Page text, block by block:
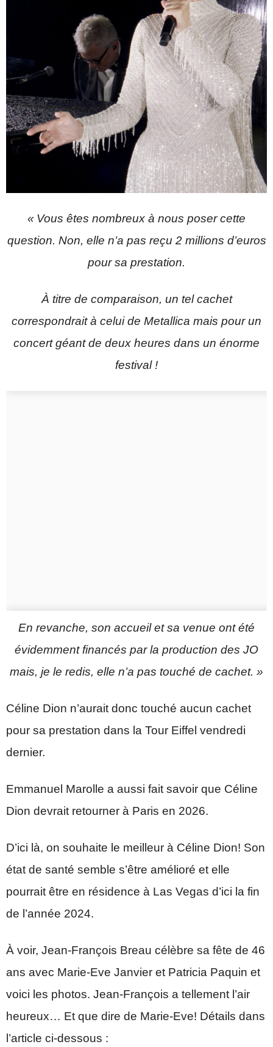
« Vous êtes nombreux à nous poser cette
question. Non, elle n’a pas reçu 2 millions d’euros
pour sa prestation.
À titre de comparaison, un tel cachet
correspondrait à celui de Metallica mais pour un
concert géant de deux heures dans un énorme
festival !
En revanche, son accueil et sa venue ont été
évidemment financés par la production des JO
mais, je le redis, elle n’a pas touché de cachet. »
Céline Dion n’aurait donc touché aucun cachet
pour sa prestation dans la Tour Eiffel vendredi
dernier.
Emmanuel Marolle a aussi fait savoir que Céline
Dion devrait retourner à Paris en 2026.
D’ici là, on souhaite le meilleur à Céline Dion! Son
état de santé semble s’être amélioré et elle
pourrait être en résidence à Las Vegas d’ici la fin
de l’année 2024.
À voir, Jean-François Breau célèbre sa fête de 46
ans avec Marie-Eve Janvier et Patricia Paquin et
voici les photos. Jean-François a tellement l’air
heureux… Et que dire de Marie-Eve! Détails dans
l’article ci-dessous :